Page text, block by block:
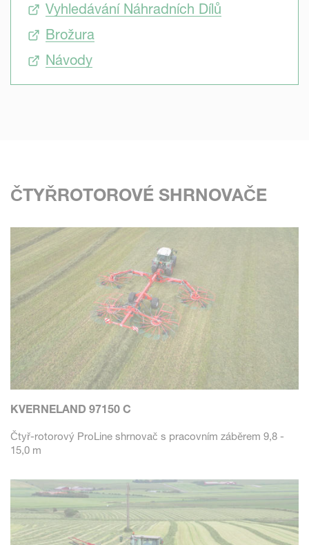
Vyhledávání Náhradních Dílů
Brožura
Návody
ČTYŘROTOROVÉ SHRNOVAČE
KVERNELAND 97150 C
Čtyř-rotorový ProLine shrnovač s pracovním záběrem 9,8 -
15,0 m